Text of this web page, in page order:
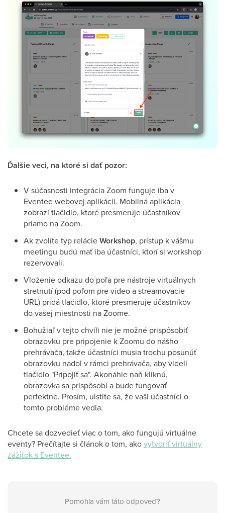
Ďalšie veci, na ktoré si dať pozor:
V súčasnosti integrácia Zoom funguje iba v
Eventee webovej aplikácii. Mobilná aplikácia
zobrazí tlačidlo, ktoré presmeruje účastníkov
priamo na Zoom.
Ak zvolíte typ relácieWorkshop, prístup k vášmu
meetingu budú mať iba účastníci, ktorí si workshop
rezervovali.
Vloženie odkazu do poľa pre nástroje virtuálnych
stretnutí (pod poľom pre video a streamovacie
URL) pridá tlačidlo, ktoré presmeruje účastníkov
do vašej miestnosti na Zoome.
Bohužiaľ v tejto chvíli nie je možné prispôsobiť
obrazovku pre pripojenie k Zoomu do nášho
prehrávača, takže účastníci musia trochu posunúť
obrazovku nadol v rámci prehrávača, aby videli
tlačidlo "Pripojiť sa". Akonáhle naň kliknú,
obrazovka sa prispôsobí a bude fungovať
perfektne. Prosím, uistite sa, že vaši účastníci o
tomto probléme vedia.
Chcete sa dozvedieť viac o tom, ako fungujú virtuálne
eventy? Prečítajte si článok o tom, akovytvoriť virtuálny
zážitok s Eventee.
Pomohla vám táto odpoveď?